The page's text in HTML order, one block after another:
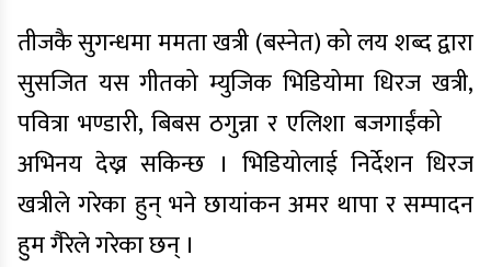
तीजकै सुगन्धमा ममता खत्री (बस्नेत) को लय शब्द द्वारा
सुसजित यस गीतको म्युजिक भिडियोमा धिरज खत्री,
पवित्रा भण्डारी, बिबस ठगुन्ना र एलिशा बजगाईंको
अभिनय देख्न सकिन्छ । भिडियोलाई निर्देशन धिरज
खत्रीले गरेका हुन् भने छायांकन अमर थापा र सम्पादन
हुम गैरेले गरेका छन् ।